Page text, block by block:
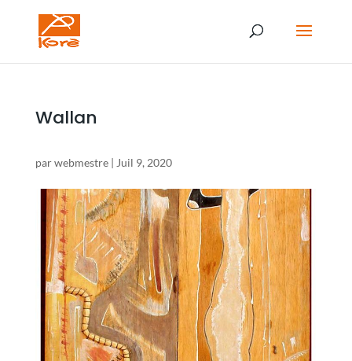
Wallan
parwebmestre| Juil 9, 2020